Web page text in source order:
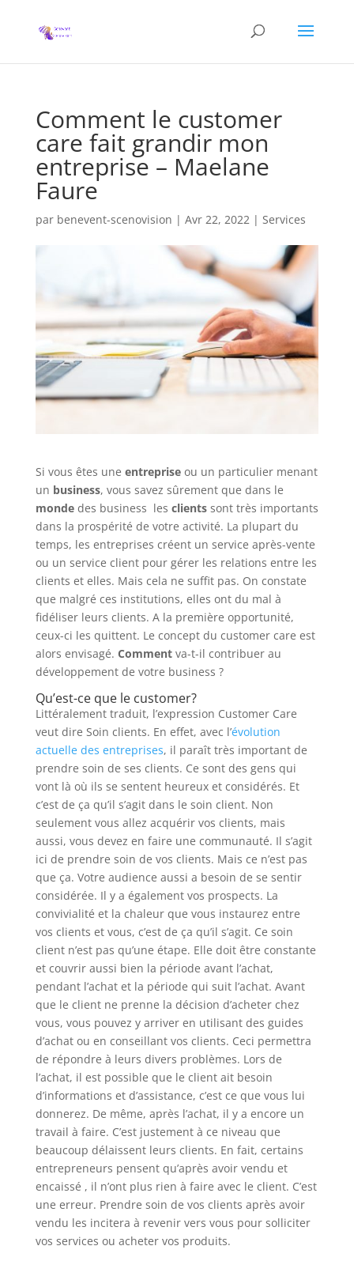
Comment le customer
care fait grandir mon
entreprise – Maelane
Faure
par benevent-scenovision | Avr 22, 2022| Services
Si vous êtes une entrepriseou un particulier menant
un business, vous savez sûrement que dans le
mondedes business les clientssont très importants
dans la prospérité de votre activité. La plupart du
temps, les entreprises créent un service après-vente
ou un service client pour gérer les relations entre les
clients et elles. Mais cela ne suffit pas. On constate
que malgré ces institutions, elles ont du mal à
fidéliser leurs clients. A la première opportunité,
ceux-ci les quittent. Le concept du customer care est
alors envisagé. Commentva-t-il contribuer au
développement de votre business ?
Qu’est-ce que le customer?
Littéralement traduit, l’expression Customer Care
veut dire Soin clients. En effet, avec l’évolution
actuelle des entreprises, il paraît très important de
prendre soin de ses clients. Ce sont des gens qui
vont là où ils se sentent heureux et considérés. Et
c’est de ça qu’il s’agit dans le soin client. Non
seulement vous allez acquérir vos clients, mais
aussi, vous devez en faire une communauté. Il s’agit
ici de prendre soin de vos clients. Mais ce n’est pas
que ça. Votre audience aussi a besoin de se sentir
considérée. Il y a également vos prospects. La
convivialité et la chaleur que vous instaurez entre
vos clients et vous, c’est de ça qu’il s’agit. Ce soin
client n’est pas qu’une étape. Elle doit être constante
et couvrir aussi bien la période avant l’achat,
pendant l’achat et la période qui suit l’achat. Avant
que le client ne prenne la décision d’acheter chez
vous, vous pouvez y arriver en utilisant des guides
d’achat ou en conseillant vos clients. Ceci permettra
de répondre à leurs divers problèmes. Lors de
l’achat, il est possible que le client ait besoin
d’informations et d’assistance, c’est ce que vous lui
donnerez. De même, après l’achat, il y a encore un
travail à faire. C’est justement à ce niveau que
beaucoup délaissent leurs clients. En fait, certains
entrepreneurs pensent qu’après avoir vendu et
encaissé , il n’ont plus rien à faire avec le client. C’est
une erreur. Prendre soin de vos clients après avoir
vendu les incitera à revenir vers vous pour solliciter
vos services ou acheter vos produits.